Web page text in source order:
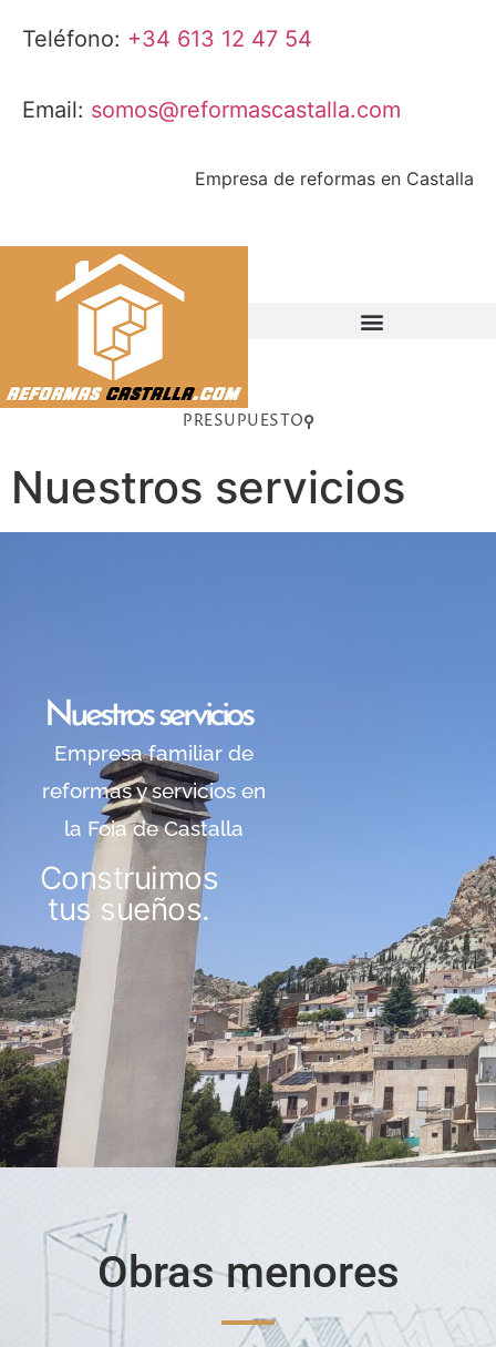
Teléfono: +34 613 12 47 54
Email: somos@reformascastalla.com
Empresa de reformas en Castalla
PRESUPUESTO
Nuestros servicios
Nuestros servicios
Empresa familiar de
reformas y servicios en
la Foia de Castalla
Construimos
tus sueños.
Obras menores